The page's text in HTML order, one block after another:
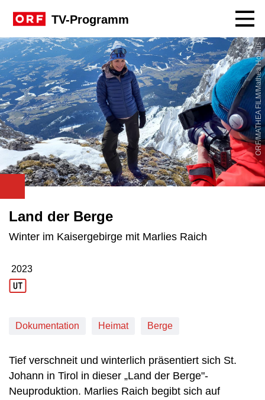
TV-Programm
ORF/MATHEA FILM/Mathea Holaus
Land der Berge
Winter im Kaisergebirge mit Marlies Raich
Produktionsjahr: 2023
2023
Dokumentation Heimat Berge
Tief verschneit und winterlich präsentiert sich St.
Johann in Tirol in dieser „Land der Berge"-
Neuproduktion. Marlies Raich begibt sich auf